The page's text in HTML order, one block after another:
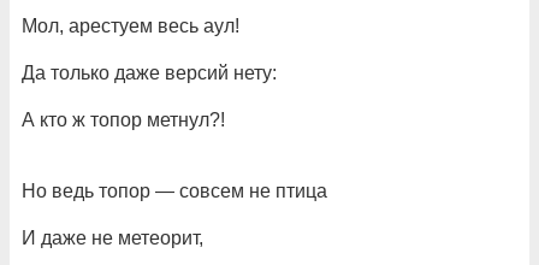
Мол, арестуем весь аул!
Да только даже версий нету:
А кто ж топор метнул?!
Но ведь топор — совсем не птица
И даже не метеорит,